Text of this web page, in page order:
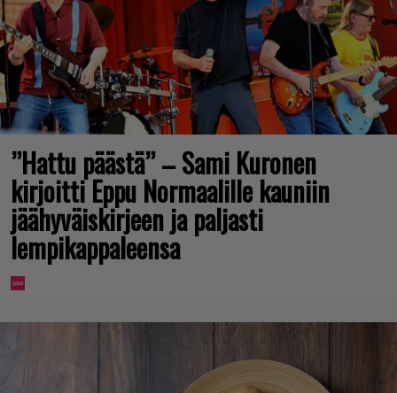
”Hattu päästä” – Sami Kuronen
kirjoitti Eppu Normaalille kauniin
jäähyväiskirjeen ja paljasti
lempikappaleensa